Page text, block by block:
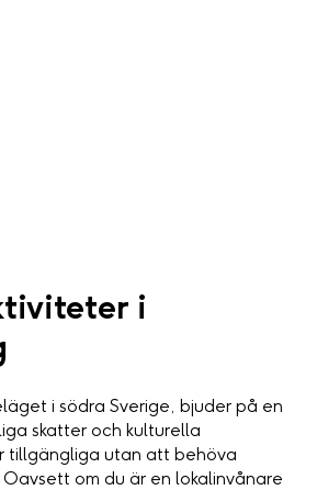
i
i södra Sverige, bjuder på en
skatter och kulturella
tillgängliga utan att behöva
om du är en lokalinvånare